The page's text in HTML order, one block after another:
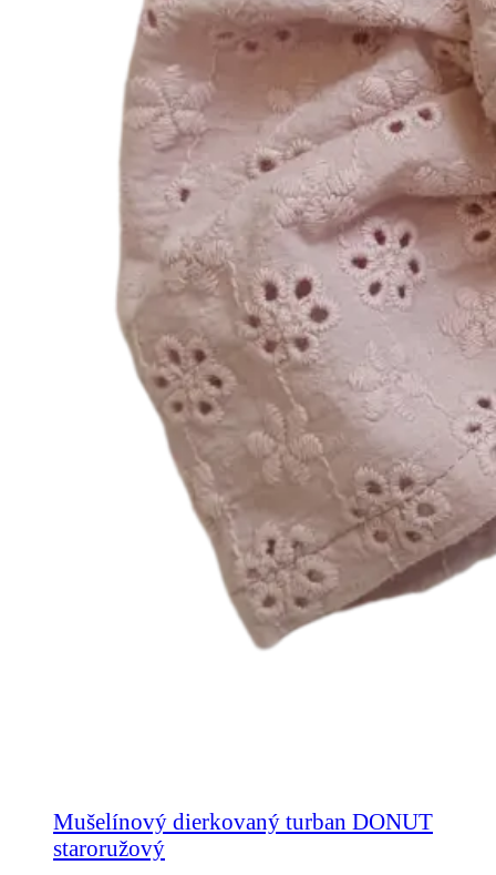
Mušelínový dierkovaný turban DONUT
staroružový